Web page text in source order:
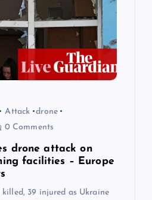
Attack
drone
0 Comments
drone attack on
facilities – Europe
39 injured as Ukraine